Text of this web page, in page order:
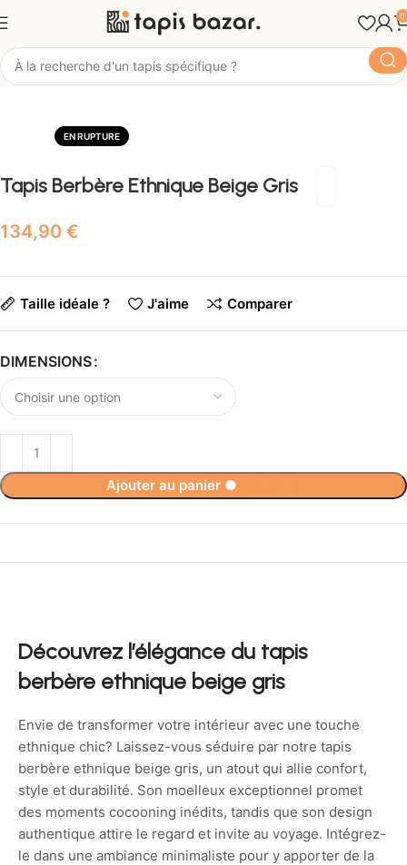
0
Tapis Ethnique
EN RUPTURE
Tapis Berbère Ethnique Beige Gris
€
Taille idéale ? J'aime Comparer
DIMENSIONS
Ajouter au panier ●
Découvrez l’élégance du tapis
berbère ethnique beige gris
Envie de transformer votre intérieur avec une touche
ethnique chic? Laissez-vous séduire par notre tapis
berbère ethnique beige gris, un atout qui allie confort,
style et durabilité. Son moelleux exceptionnel promet
des moments cocooning inédits, tandis que son design
authentique attire le regard et invite au voyage. Intégrez-
le dans une ambiance minimaliste pour y apporter de la